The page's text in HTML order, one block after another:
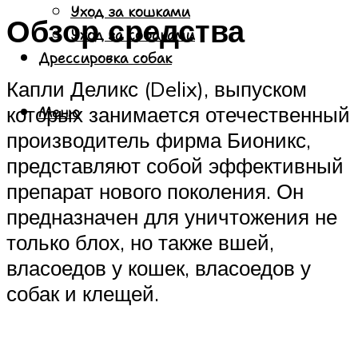
Уход за кошками
Уход за собаками
Дрессировка собак
Меню
Обзор средства
Капли Деликс (Delix), выпуском
которых занимается отечественный
производитель фирма Бионикс,
представляют собой эффективный
препарат нового поколения. Он
предназначен для уничтожения не
только блох, но также вшей,
власоедов у кошек, власоедов у
собак и клещей.